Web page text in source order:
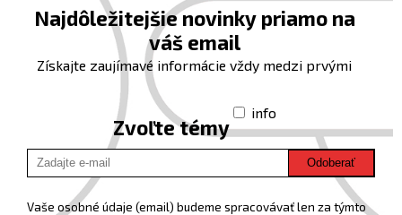
Najdôležitejšie novinky priamo na
váš email
Získajte zaujímavé informácie vždy medzi prvými
Zvoľte témy
info
Odoberať
Vaše osobné údaje (email) budeme spracovávať len za týmto